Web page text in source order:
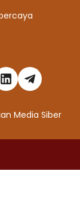
Media Siber